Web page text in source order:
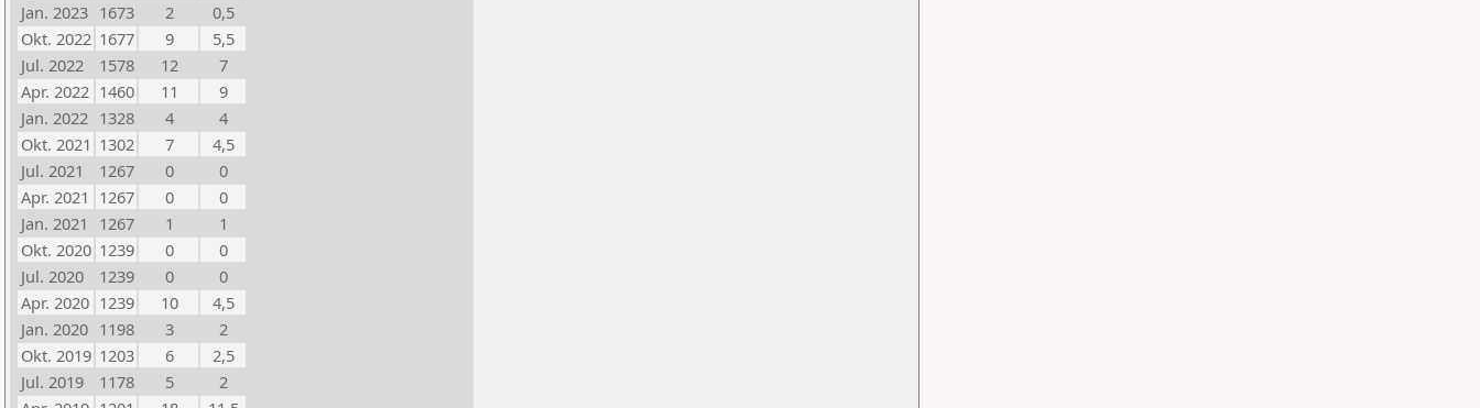
Jan. 2023 1673 2
0,5
Okt. 2022 1677 9
5,5
Jul. 2022
1578 12
7
Apr. 2022 1460 11
9
Jan. 2022 1328 4
4
Okt. 2021 1302 7
4,5
Jul. 2021
1267 0
0
Apr. 2021 1267 0
0
Jan. 2021
1267 1
1
Okt. 2020 1239 0
0
Jul. 2020
1239 0
0
Apr. 2020 1239 10
4,5
Jan. 2020 1198 3
2
Okt. 2019 1203 6
2,5
Jul. 2019
1178 5
2